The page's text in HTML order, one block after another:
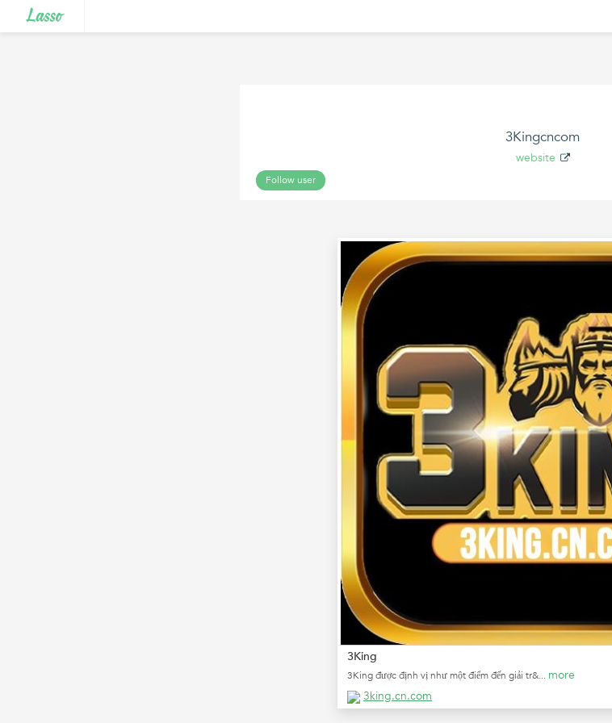
3Kingcncom
website
Follow user
3King
3King được định vị như một điểm đến giải tr&... more
3king.cn.com